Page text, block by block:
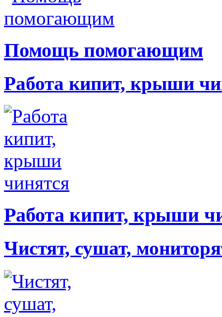
Помощь помогающим
Работа кипит, крыши
Работа кипит, крыши
Чистят, сушат,